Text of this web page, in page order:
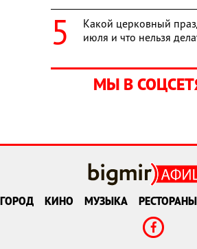
Какой церковный
июля и что нельзя
МЫ В
ГОРОД КИНО МУЗЫКА РЕСТОРАНЫ